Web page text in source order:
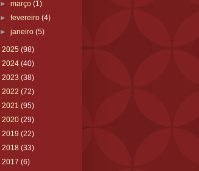
►março(1)
►fevereiro(4)
►janeiro(5)
2025 (98)
2024 (40)
2023 (38)
2022 (72)
2021 (95)
2020 (29)
2019 (22)
2018 (33)
2017 (6)